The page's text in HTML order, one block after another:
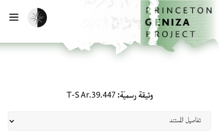
إلى المحتوى الرئيسي
الرئيسية
تفعيل الوضع المظلم
وثيقة رسميّة T-S Ar.39.447